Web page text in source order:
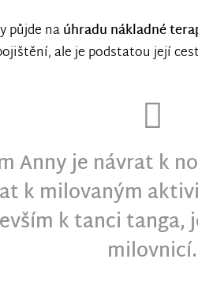
půjde naúhradu nákladné
ale je podstatou její
Anny je návrat k
k milovaným
k tanci tanga,
milovnicí.